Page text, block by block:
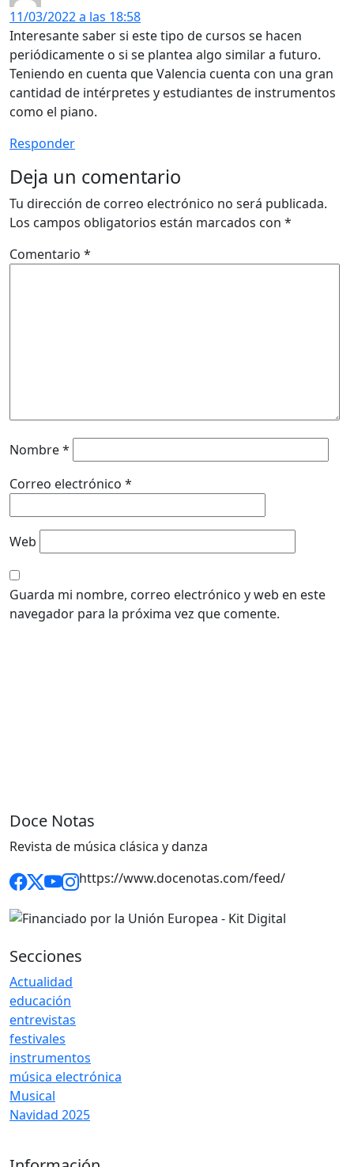
11/03/2022 a las 18:58
Interesante saber si este tipo de cursos se hacen
periódicamente o si se plantea algo similar a futuro.
Teniendo en cuenta que Valencia cuenta con una gran
cantidad de intérpretes y estudiantes de instrumentos
como el piano.
Responder
Deja un comentario
Tu dirección de correo electrónico no será publicada.
Los campos obligatorios están marcados con *
Comentario *
Nombre*
Correo electrónico *
Web
Guarda mi nombre, correo electrónico y web en este
navegador para la próxima vez que comente.
Doce Notas
Revista de música clásica y danza
https://www.docenotas.com/feed/
Secciones
Actualidad
educación
entrevistas
festivales
instrumentos
música electrónica
Musical
Navidad 2025